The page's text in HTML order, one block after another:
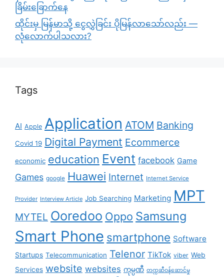
ခြိမ်းခြောက်နေ
ထိုင်းမှ မြန်မာသို့ ငွေလွှဲခြင်း ပိုမြန်လာသော်လည်း —
လုံလောက်ပါသလား?
Tags
AI Apple Application ATOM Banking
Covid 19 Digital Payment Ecommerce
economic education Event facebook Game
Games google Huawei Internet Internet Service
Provider Interview Article Job Searching Marketing MPT
MYTEL Ooredoo Oppo Samsung
Smart Phone smartphone Software
Startups Telecommunication Telenor TikTok viber Web
Services website websites ကုမ္ပဏီ တက္ကဆီဝန်ဆောင်မှု